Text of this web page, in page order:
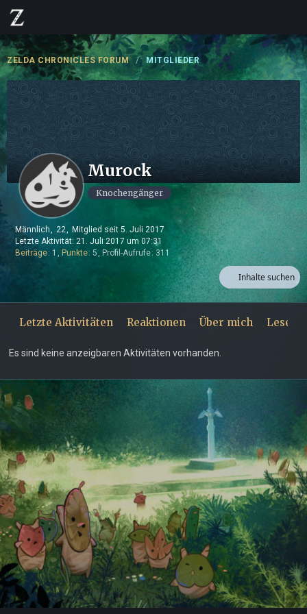
ZELDA CHRONICLES FORUM MITGLIEDER
Murock
Knochengänger
Männlich 22
Mitglied seit 5. Juli 2017
Letzte Aktivität: 21. Juli 2017 um 07:31
Beiträge 1 Punkte 5 Profil-Aufrufe 311
Inhalte suchen
Letzte Aktivitäten Reaktionen Über mich
Es sind keine anzeigbaren Aktivitäten vorhanden.